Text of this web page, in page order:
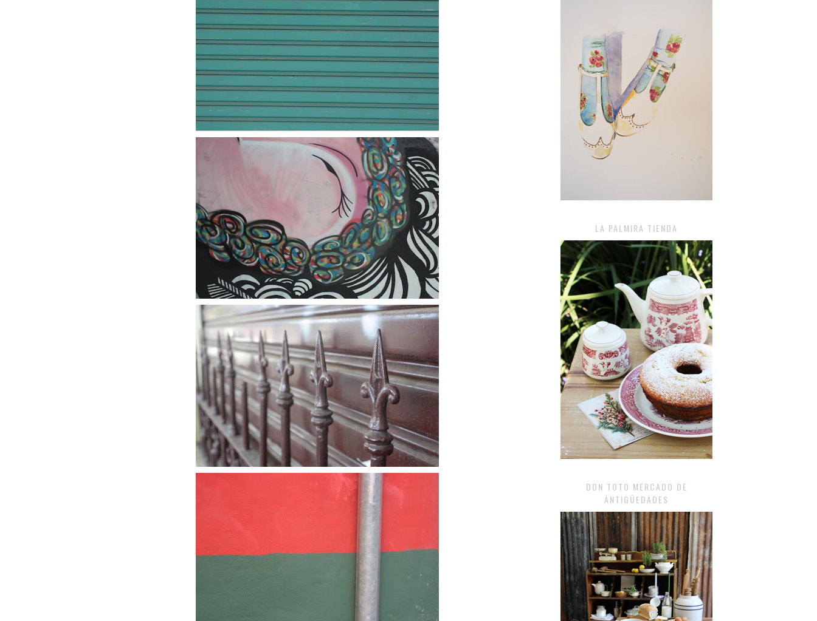
LA PALMIRA TIENDA
DON TOTO MERCADO DE
ANTIGÜEDADES